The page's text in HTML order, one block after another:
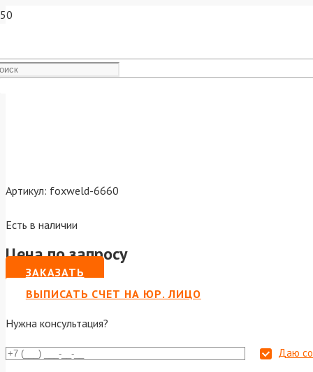
Тележка FERRLINE CB-46
Артикул: foxweld-6660
Есть в наличии
Цена по запросу
ЗАКАЗАТЬ
ВЫПИСАТЬ СЧЕТ НА ЮР. ЛИЦО
Нужна консультация?
Даю